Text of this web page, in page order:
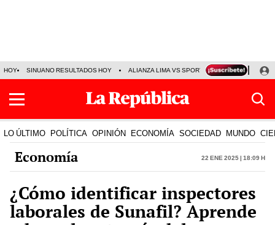
HOY SINUANO RESULTADOS HOY ALIANZA LIMA VS SPORT BOYS JORGE
LO ÚLTIMO POLÍTICA OPINIÓN ECONOMÍA SOCIEDAD MUNDO
Economía 22 Ene 2025 | 18:09 h
¿Cómo identificar inspectores
laborales de Sunafil? Aprende